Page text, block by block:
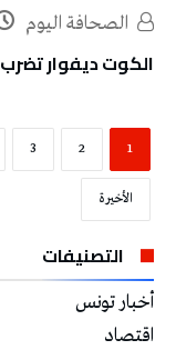
الكوت ديفوار
1
2
3
‫الأخيرة‬
التصنيفات
أخبار تونس
اقتصاد